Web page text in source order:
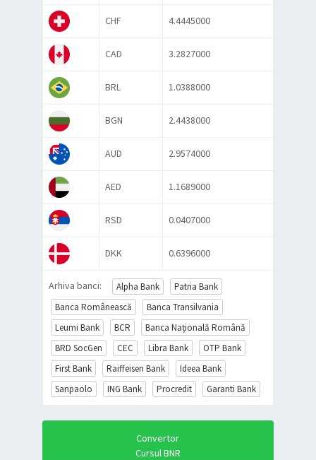
CHF 4.4445000
CAD 3.2827000
BRL 1.0388000
BGN 2.4438000
AUD 2.9574000
AED 1.1689000
RSD 0.0407000
DKK 0.6396000
Arhiva banci: Alpha Bank
Patria Bank
Banca Românească
Banca Transilvania
Leumi Bank
BCR
Banca Națională Română
BRD SocGen
CEC Libra Bank
OTP Bank
First Bank
Raiffeisen Bank
Ideea Bank
Sanpaolo
ING Bank Procredit Garanti Bank
Convertor
Cursul BNR